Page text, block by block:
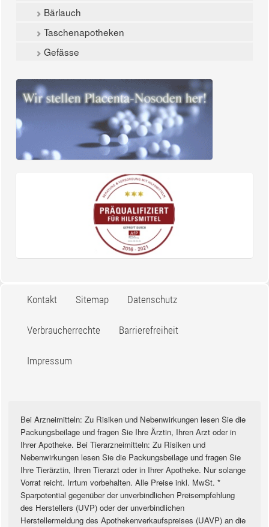
Bärlauch
Taschenapotheken
Gefässe
Kontakt Sitemap Datenschutz
Verbraucherrechte Barrierefreiheit
Impressum
Bei Arzneimitteln: Zu Risiken und Nebenwirkungen lesen Sie die
Packungsbeilage und fragen Sie Ihre Ärztin, Ihren Arzt oder in
Ihrer Apotheke. Bei Tierarzneimitteln: Zu Risiken und
Nebenwirkungen lesen Sie die Packungsbeilage und fragen Sie
Ihre Tierärztin, Ihren Tierarzt oder in Ihrer Apotheke. Nur solange
Vorrat reicht. Irrtum vorbehalten. Alle Preise inkl. MwSt. *
Sparpotential gegenüber der unverbindlichen Preisempfehlung
des Herstellers (UVP) oder der unverbindlichen
Herstellermeldung des Apothekenverkaufspreises (UAVP) an die